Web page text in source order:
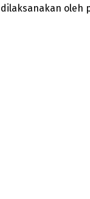
dilaksanakan oleh